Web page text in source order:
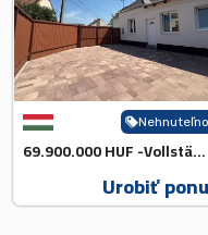
69.900.000 HUF -Vollständig Re...
Urobiť